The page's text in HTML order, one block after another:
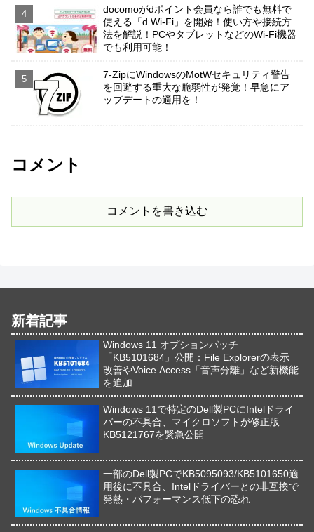
docomoがdポイント会員なら誰でも無料で
使える「d Wi-Fi」を開始！使い方や接続方
法を解説！PCやタブレットなどのWi-Fi機器
でも利用可能！
7-ZipにWindowsのMotWセキュリティ警告
を回避する重大な脆弱性が発覚！早急にア
ップデートの適用を！
コメント
コメントを書き込む
新着記事
Windows 11 オプションパッチ
「KB5101684」公開：File Explorerの表示
改善やVoice Access「音声分離」など新機能
を追加
Windows 11で特定のDell製PCにIntelドライ
バーの不具合、マイクロソフトが修正版
KB5121767を緊急公開
一部のDell製PCでKB5095093/KB5101650適
用後に不具合、Intelドライバーとの非互換で
発熱・パフォーマンス低下の恐れ